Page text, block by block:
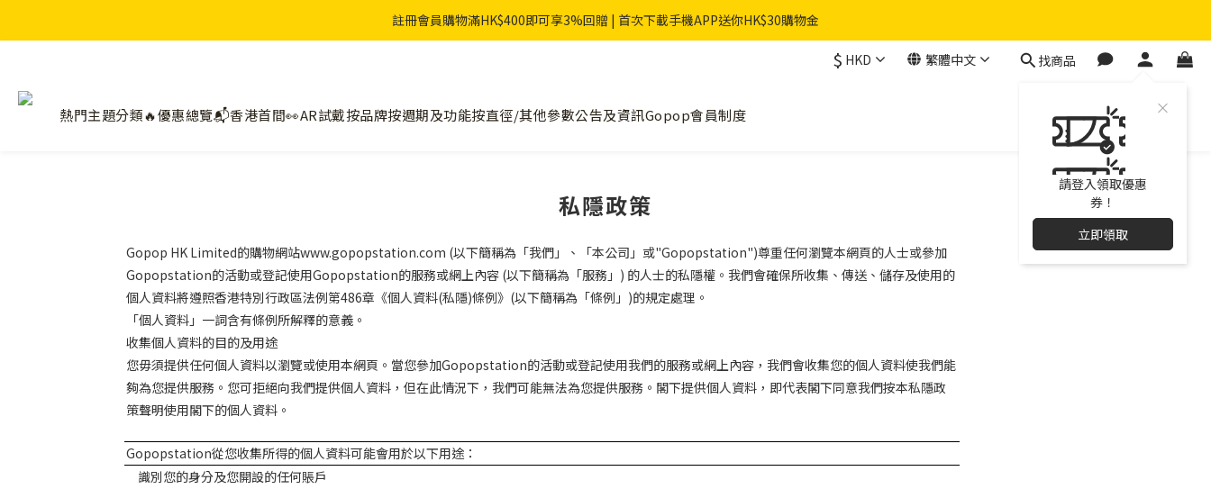
註冊會員購物滿HK$400即可享3%回贈 | 首次下載手機APP送你HK$30購物金
$ HKD 繁體中文 找商品
請登入領取優惠
券！
立即領取
熱門主題分類🔥優惠總覽📬香港首間👀AR試戴按品牌按週期及功能按直徑/其他參數公告及資訊Gopop會員制度
私隱政策
Gopop HK Limited的購物網站www.gopopstation.com (以下簡稱為「我們」、「本公司」或"Gopopstation")尊重任何瀏覽本網頁的人士或參加
Gopopstation的活動或登記使用Gopopstation的服務或網上內容(以下簡稱為「服務」 ) 的人士的私隱權。我們會確保所收集、傳送、儲存及使用的
個人資料將遵照香港特別行政區法例第486章《個人資料(私隱)條例》 (以下簡稱為「條例」 )的規定處理。
「個人資料」一詞含有條例所解釋的意義。
收集個人資料的目的及用途
您毋須提供任何個人資料以瀏覽或使用本網頁。當您參加Gopopstation的活動或登記使用我們的服務或網上內容，我們會收集您的個人資料使我們能
夠為您提供服務。您可拒絕向我們提供個人資料，但在此情況下，我們可能無法為您提供服務。閣下提供個人資料，即代表閣下同意我們按本私隱政
策聲明使用閣下的個人資料。
Gopopstation從您收集所得的個人資料可能會用於以下用途：
識別您的身分及您開設的任何賬戶